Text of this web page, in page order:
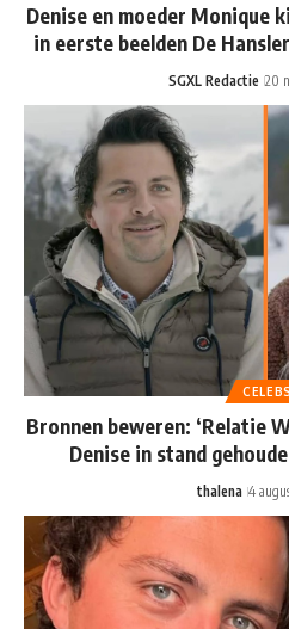
Denise en moeder Monique
in eerste beelden De
SGXL Redactie 20
CELEBS
Bronnen beweren: ‘Relatie
Denise in stand
thalena 4